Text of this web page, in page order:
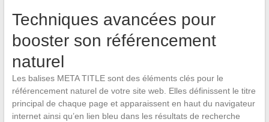
Techniques avancées pour
booster son référencement
naturel
Les balises META TITLE sont des éléments clés pour le
référencement naturel de votre site web. Elles définissent le titre
principal de chaque page et apparaissent en haut du navigateur
internet ainsi qu’en lien bleu dans les résultats de recherche